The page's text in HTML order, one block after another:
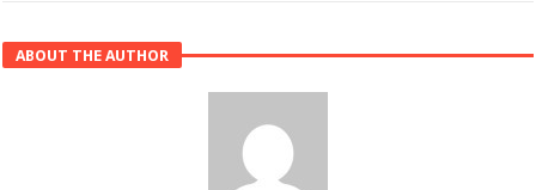
ABOUT THE AUTHOR